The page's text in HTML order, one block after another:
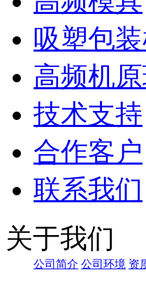
吸塑包
高频机
技术支持
合作客户
联系我们
关于我们
公司简介 公司环境 资